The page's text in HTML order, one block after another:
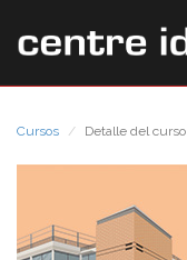
Cursos Detalle del curso